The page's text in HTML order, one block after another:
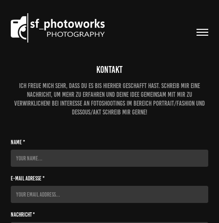
Kontakt
Ich freue mich sehr, dass du es bis hierher geschafft hast. Schreib mir eine
Nachricht, um mehr zu erfahren und deine Idee gemeinsam mit mir zu
verwirklichen! Bei Interesse an Fotoshootings im Bereich Portrait/Fashion und
Dessous/Akt schreib mir gerne!
Name *
E-Mail Adresse *
Nachricht *